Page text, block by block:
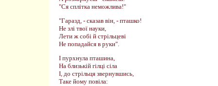
"Ся сплітка неможлива!"
"Гаразд, - сказав він, - пташко!
Не злі твої науки,
Лети ж собі й стрільцеві
Не попадайся в руки".
І пурхнула пташина,
На близькій гілці сіла
І, до стрільця звернувшись,
Таке йому повіла: